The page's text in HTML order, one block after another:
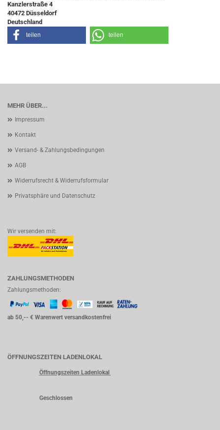
Kanzlerstraße 4
40472 Düsseldorf
Deutschland
teilen teilen
MEHR ÜBER...
Impressum
Kontakt
Versand- & Zahlungsbedingungen
AGB
Widerrufsrecht & Widerrufsformular
Privatsphäre und Datenschutz
Wir versenden mit:
ZAHLUNGSMETHODEN
Zahlungsmethoden:
ab 50,-- € Warenwert versandkostenfrei
ÖFFNUNGSZEITEN LADENLOKAL
Öffnungszeiten Ladenlokal
Geschlossen